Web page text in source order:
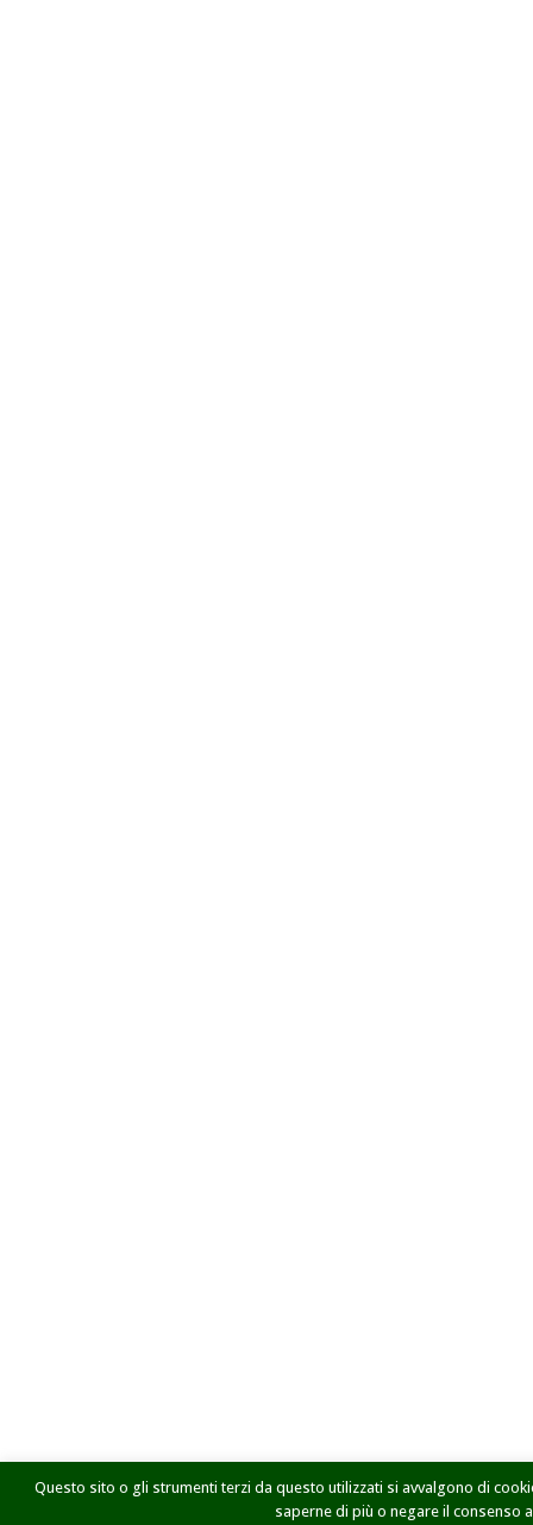
Questo sito o gli strumenti terzi da questo utilizzati si avvalgono di
saperne di più o negare il consenso